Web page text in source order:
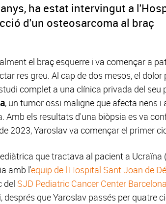
ha estat intervingut a
d'un osteosarcoma al braç
el braç esquerre i va començar a
res greu. Al cap de dos mesos, el
complet a una clínica privada del seu
, un tumor ossi maligne que afecta nens i
els resultats d'una biòpsia es va
2023, Yaroslav va començar el primer
que tractava al pacient a Ucraïna
amb l'equip de l'Hospital Sant Joan de
del SJD Pediatric Cancer Center Barcelona
que Yaroslav passés per quatre